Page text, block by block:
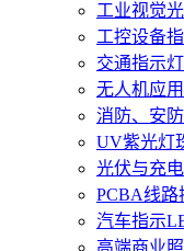
工业视觉
工控设备
交通指示
无人机应
消防、安
UV紫光灯
光伏与充
PCBA线路
汽车指示
高端商业